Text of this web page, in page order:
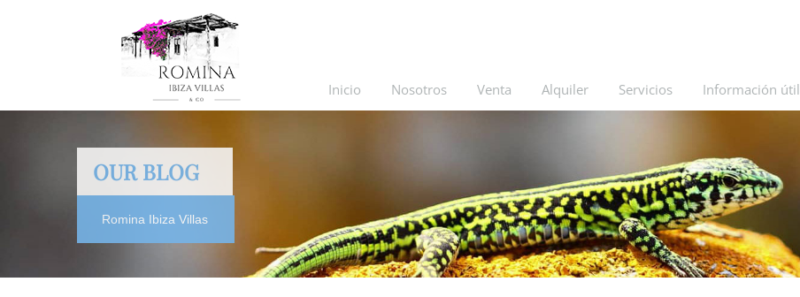
Inicio Nosotros Venta Alquiler Servicios Información útil
OUR BLOG
Romina Ibiza Villas